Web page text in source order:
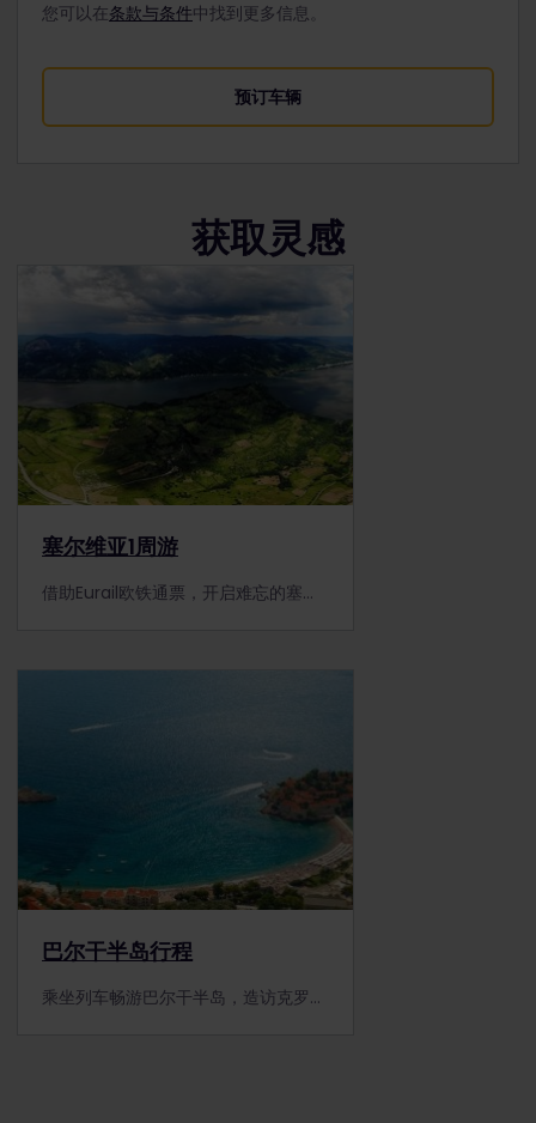
您可以在条款与条件中找到更多信息。
预订车辆
获取灵感
塞尔维亚1周游
借助Eurail欧铁通票，开启难忘的塞尔维亚1周游！造访贝尔格莱德、诺维萨德等塞尔维亚的历史名城。
巴尔干半岛行程
乘坐列车畅游巴尔干半岛，造访克罗地亚、波黑、黑山和塞尔维亚。购买Eurail欧铁通票，饱览各地风土人情！